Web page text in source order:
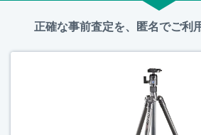
正確な事前査定を、匿名でご利